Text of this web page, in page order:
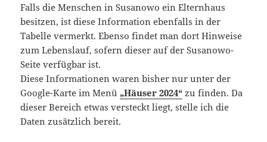
Falls die Menschen in Susanowo ein Elternhaus
besitzen, ist diese Information ebenfalls in der
Tabelle vermerkt. Ebenso findet man dort Hinweise
zum Lebenslauf, sofern dieser auf der Susanowo-
Seite verfügbar ist.
Diese Informationen waren bisher nur unter der
Google-Karte im Menü „Häuser 2024“ zu finden. Da
dieser Bereich etwas versteckt liegt, stelle ich die
Daten zusätzlich bereit.